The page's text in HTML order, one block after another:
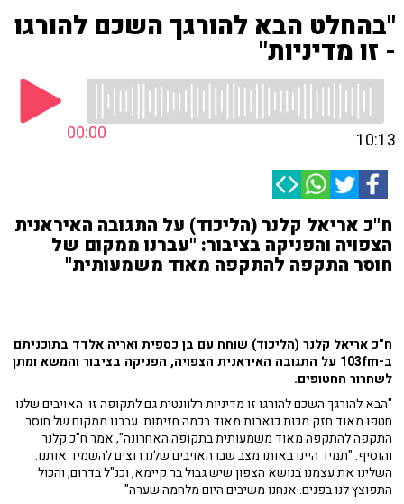
"בהחלט הבא להורגך השכם להורגו
- זו מדיניות"
00:00 10:13
ח"כ אריאל קלנר (הליכוד) על התגובה האיראנית
הצפויה והפניקה בציבור: "עברנו ממקום של
חוסר התקפה להתקפה מאוד משמעותית"
ח"כ אריאל קלנר (הליכוד) שוחח עם בן כספית ואריה אלדד בתוכניתם
ב-103fm על התגובה האיראנית הצפויה, הפניקה בציבור והמשא ומתן
לשחרור החטופים.
"הבא להורגך השכם להורגו זו מדיניות רלוונטית גם לתקופה זו. האויבים שלנו
חטפו מאוד חזק מכות כואבות מאוד בכמה חזיתות. עברנו ממקום של חוסר
התקפה להתקפה מאוד משמעותית בתקופה האחרונה", אמר ח"כ קלנר
והוסיף: "תמיד היינו באותו מצב שבו האויבים שלנו רוצים להשמיד אותנו.
השלינו את עצמנו בנושא הצפון שיש גבול בר קיימא, וכנ"ל בדרום, והכול
התפוצץ לנו בפנים. אנחנו משיבים היום מלחמה שערה"